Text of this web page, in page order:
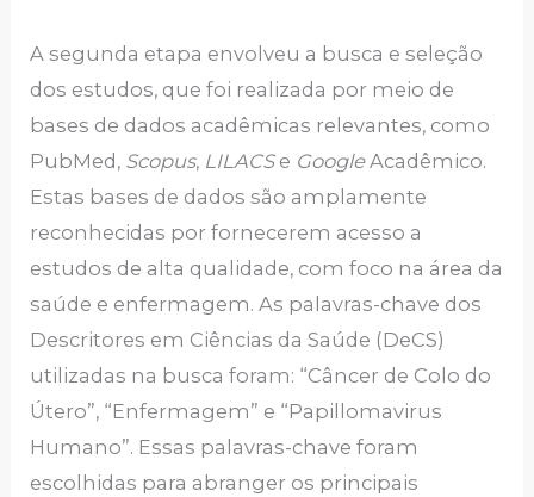
A segunda etapa envolveu a busca e seleção
dos estudos, que foi realizada por meio de
bases de dados acadêmicas relevantes, como
PubMed, Scopus, LILACSe GoogleAcadêmico.
Estas bases de dados são amplamente
reconhecidas por fornecerem acesso a
estudos de alta qualidade, com foco na área da
saúde e enfermagem. As palavras-chave dos
Descritores em Ciências da Saúde (DeCS)
utilizadas na busca foram: “Câncer de Colo do
Útero”, “Enfermagem” e “Papillomavirus
Humano”. Essas palavras-chave foram
escolhidas para abranger os principais